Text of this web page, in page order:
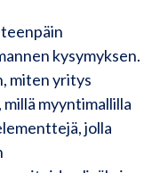
kysymyksen.
miten yritys
myyntimallilla
jolla